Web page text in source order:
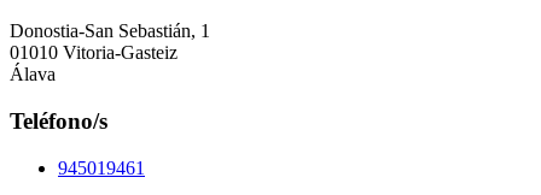
Donostia-San Sebastián, 1
01010 Vitoria-Gasteiz
Álava
Teléfono/s
945019461